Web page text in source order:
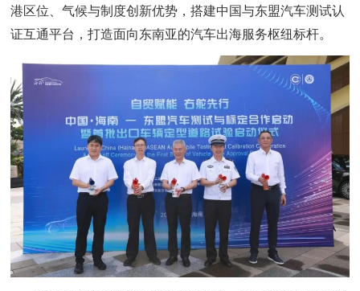
港区位、气候与制度创新优势，搭建中国与东盟汽车测试认
证互通平台，打造面向东南亚的汽车出海服务枢纽标杆。